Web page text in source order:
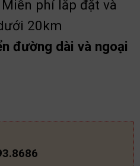
Miễn phí lắp đặt và
20km
đường dài và ngoại